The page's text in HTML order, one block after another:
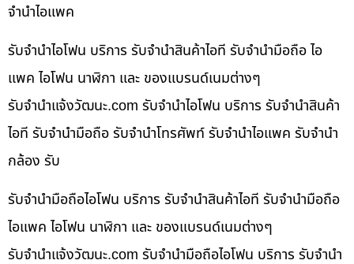
จำนำไอแพค
รับจำนำไอโฟน บริการ รับจำนำสินค้าไอที รับจำนำมือถือ ไอ
แพค ไอโฟน นาฬิกา และ ของแบรนด์เนมต่างๆ
รับจํานําแจ้งวัฒนะ.com รับจำนำไอโฟน บริการ รับจำนำสินค้า
ไอที รับจำนำมือถือ รับจำนำโทรศัพท์ รับจำนำไอแพค รับจำนำ
กล้อง รับ
รับจำนำมือถือไอโฟน บริการ รับจำนำสินค้าไอที รับจำนำมือถือ
ไอแพค ไอโฟน นาฬิกา และ ของแบรนด์เนมต่างๆ
รับจํานําแจ้งวัฒนะ.com รับจำนำมือถือไอโฟน บริการ รับจำนำ